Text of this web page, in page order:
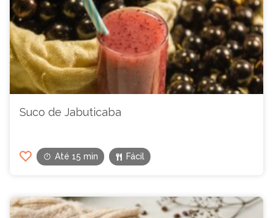
Suco de Jabuticaba
Até 15 min Fácil